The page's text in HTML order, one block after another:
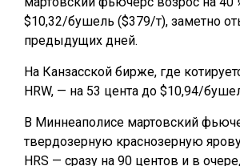
$10,32/бушель ($379/т), заметно
предыдущих дней.
На Канзасской бирже, где
HRW, — на 53 цента до $10,94/
В Миннеаполисе мартовский
твердозерную краснозерную
HRS — сразу на 90 центов и в